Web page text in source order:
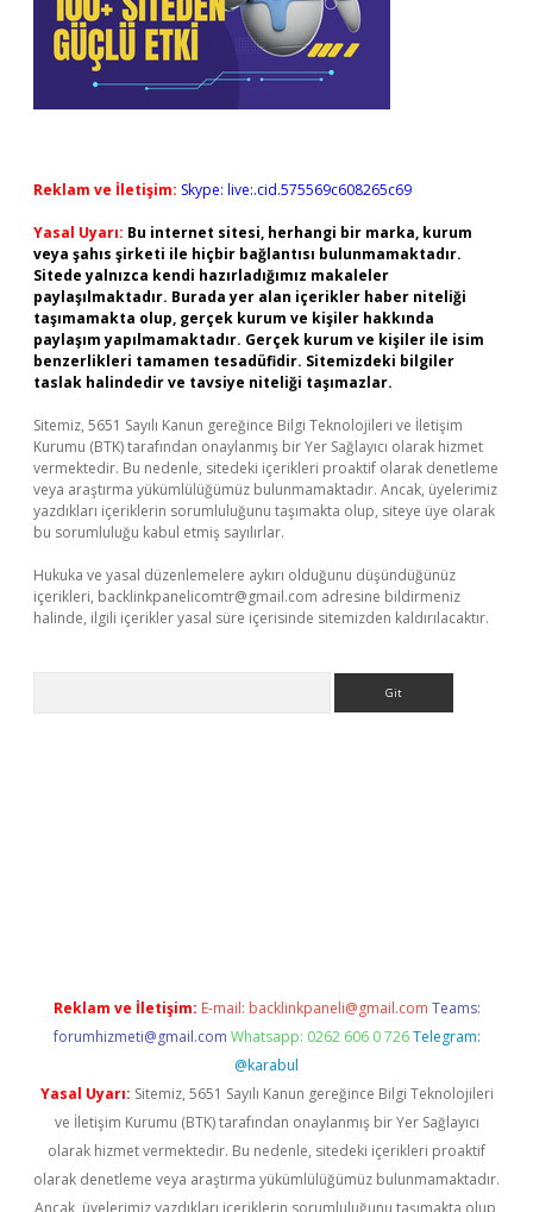
Reklam ve İletişim: Skype: live:.cid.575569c608265c69
Yasal Uyarı: Bu internet sitesi, herhangi bir marka, kurum
veya şahıs şirketi ile hiçbir bağlantısı bulunmamaktadır.
Sitede yalnızca kendi hazırladığımız makaleler
paylaşılmaktadır. Burada yer alan içerikler haber niteliği
taşımamakta olup, gerçek kurum ve kişiler hakkında
paylaşım yapılmamaktadır. Gerçek kurum ve kişiler ile isim
benzerlikleri tamamen tesadüfidir. Sitemizdeki bilgiler
taslak halindedir ve tavsiye niteliği taşımazlar.
Sitemiz, 5651 Sayılı Kanun gereğince Bilgi Teknolojileri ve İletişim
Kurumu (BTK) tarafından onaylanmış bir Yer Sağlayıcı olarak hizmet
vermektedir. Bu nedenle, sitedeki içerikleri proaktif olarak denetleme
veya araştırma yükümlülüğümüz bulunmamaktadır. Ancak, üyelerimiz
yazdıkları içeriklerin sorumluluğunu taşımakta olup, siteye üye olarak
bu sorumluluğu kabul etmiş sayılırlar.
Hukuka ve yasal düzenlemelere aykırı olduğunu düşündüğünüz
içerikleri, backlinkpanelicomtr@gmail.com adresine bildirmeniz
halinde, ilgili içerikler yasal süre içerisinde sitemizden kaldırılacaktır.
Reklam ve İletişim: E-mail: backlinkpaneli@gmail.com Teams:
forumhizmeti@gmail.com Whatsapp: 0262 606 0 726 Telegram:
@karabul
Yasal Uyarı: Sitemiz, 5651 Sayılı Kanun gereğince Bilgi Teknolojileri
ve İletişim Kurumu (BTK) tarafından onaylanmış bir Yer Sağlayıcı
olarak hizmet vermektedir. Bu nedenle, sitedeki içerikleri proaktif
olarak denetleme veya araştırma yükümlülüğümüz bulunmamaktadır.
Ancak, üyelerimiz yazdıkları içeriklerin sorumluluğunu taşımakta olup,